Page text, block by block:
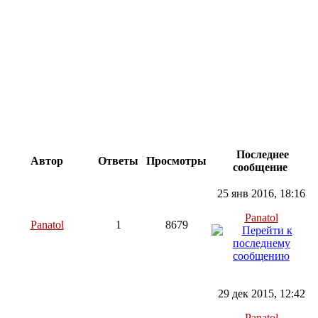
Автор Ответы Просмотры
Последнее
сообщение
Panatol 1 8679
25 янв 2016, 18:16
Panatol
29 дек 2015, 12:42